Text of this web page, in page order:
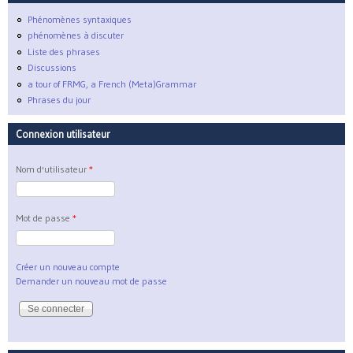
Phénomènes syntaxiques
phénomènes à discuter
Liste des phrases
Discussions
a tour of FRMG, a French (Meta)Grammar
Phrases du jour
Connexion utilisateur
Nom d'utilisateur *
Mot de passe *
Créer un nouveau compte
Demander un nouveau mot de passe